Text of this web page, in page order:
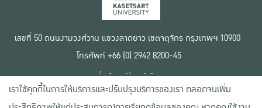
เลขที่ 50 ถนนงามวงศ์วาน แขวงลาดยาว เขตจตุจักร กรุงเทพฯ 10900
โทรศัพท์ +66 (0) 2942 8200-45
เงื่อนไขการใช้งานเว็บไซต์
ข้อตกลงด้านสิทธิ์ใช้งาน
นโยบายความเป็นส่วนตัว
เราใช้คุกกี้ในการให้บริการและปรับปรุงบริการของเรา ตลอดจนเพิ่ม